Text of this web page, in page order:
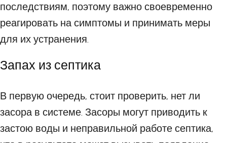
последствиям, поэтому важно своевременно
реагировать на симптомы и принимать меры
для их устранения.
Запах из септика
В первую очередь, стоит проверить, нет ли
засора в системе. Засоры могут приводить к
застою воды и неправильной работе септика,